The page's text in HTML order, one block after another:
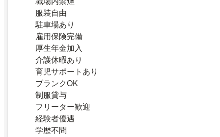
服装自由
駐車場あり
雇用保険完備
厚生年金加入
介護休暇あり
育児サポートあり
ブランクOK
制服貸与
フリーター歓迎
経験者優遇
学歴不問